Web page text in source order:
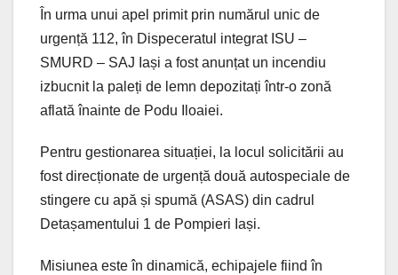
În urma unui apel primit prin numărul unic de
urgență 112, în Dispeceratul integrat ISU –
SMURD – SAJ Iași a fost anunțat un incendiu
izbucnit la paleți de lemn depozitați într-o zonă
aflată înainte de Podu Iloaiei.
Pentru gestionarea situației, la locul solicitării au
fost direcționate de urgență două autospeciale de
stingere cu apă și spumă (ASAS) din cadrul
Detașamentului 1 de Pompieri Iași.
Misiunea este în dinamică, echipajele fiind în